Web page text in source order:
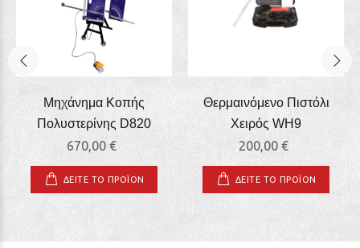
Μηχάνημα Κοπής
Πολυστερίνης D820
670,00 €
ΔΕΙΤΕ ΤΟ ΠΡΟΪΟΝ
Θερμαινόμενο Πιστόλι
Χειρός WΗ9
200,00 €
ΔΕΙΤΕ ΤΟ ΠΡΟΪΟΝ